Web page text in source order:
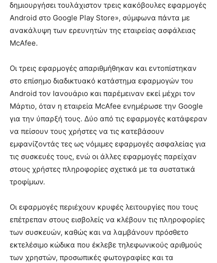
δημιουργήσει τουλάχιστον τρεις κακόβουλες εφαρμογές
Android στο Google Play Store», σύμφωνα πάντα με
ανακάλυψη των ερευνητών της εταιρείας ασφάλειας
McAfee.
Οι τρεις εφαρμογές απαριθμήθηκαν και εντοπίστηκαν
στο επίσημο διαδικτυακό κατάστημα εφαρμογών του
Android τον Ιανουάριο και παρέμειναν εκεί μέχρι τον
Μάρτιο, όταν η εταιρεία McAfee ενημέρωσε την Google
για την ύπαρξή τους. Δύο από τις εφαρμογές κατάφεραν
να πείσουν τους χρήστες να τις κατεβάσουν
εμφανίζοντάς τες ως νόμιμες εφαρμογές ασφαλείας για
τις συσκευές τους, ενώ οι άλλες εφαρμογές παρείχαν
στους χρήστες πληροφορίες σχετικά με τα συστατικά
τροφίμων.
Οι εφαρμογές περιέχουν κρυφές λειτουργίες που τους
επέτρεπαν στους εισβολείς να κλέβουν τις πληροφορίες
των συσκευών, καθώς και να λαμβάνουν πρόσθετο
εκτελέσιμο κώδικα που έκλεβε τηλεφωνικούς αριθμούς
των χρηστών, προσωπικές φωτογραφίες και τα